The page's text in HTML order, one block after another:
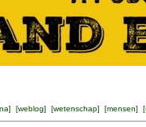
] [weblog] [wetenschap] [mensen] [